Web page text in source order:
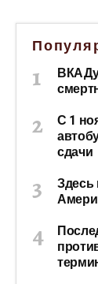
С 1
сдачи
Здесь